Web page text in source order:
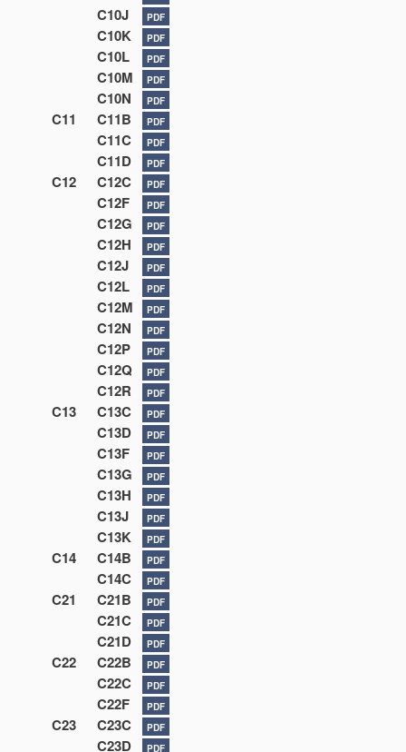
C10J PDF
C10K PDF
C10L PDF
C10M PDF
C10N PDF
C11 C11B PDF
C11C PDF
C11D PDF
C12 C12C PDF
C12F PDF
C12G PDF
C12H PDF
C12J PDF
C12L PDF
C12M PDF
C12N PDF
C12P PDF
C12Q PDF
C12R PDF
C13 C13C PDF
C13D PDF
C13F PDF
C13G PDF
C13H PDF
C13J PDF
C13K PDF
C14 C14B PDF
C14C PDF
C21 C21B PDF
C21C PDF
C21D PDF
C22 C22B PDF
C22C PDF
C22F PDF
C23 C23C PDF
C23D PDF